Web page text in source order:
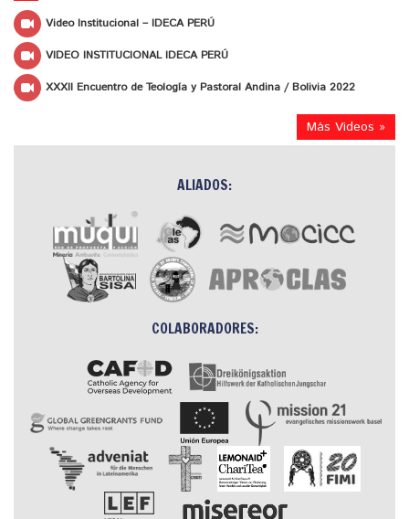
Video Institucional – IDECA PERÚ
VIDEO INSTITUCIONAL IDECA PERÚ
XXXII Encuentro de Teología y Pastoral Andina / Bolivia 2022
Más Videos »
ALIADOS:
COLABORADORES: